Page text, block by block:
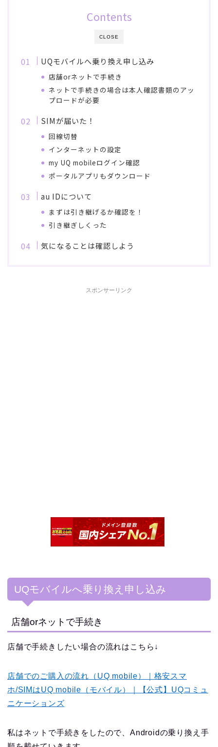
CLOSE
Contents
UQモバイルへ乗り換え申し込み
店舗orネットで手続き
ネットで手続きの場合は本人確認書類のアッ
プロードが必要
SIMが届いた！
回線切替
インターネットの設定
my UQ mobileログイン確認
ポータルアプリもダウンロード
au IDについて
まずは引き継げるか確認を！
引き継ぎしくった
気になることは確認しよう
スポンサーリンク
UQモバイルへ乗り換え申し込み
店舗orネットで手続き
店舗で手続きしたい場合の流れはこちら↓
店舗でのご購入の流れ（UQ mobile）｜格安スマ
ホ/SIMはUQ mobile（モバイル）｜【公式】UQコミュ
ニケーションズ
私はネットで手続きをしたので、Androidの乗り換え手